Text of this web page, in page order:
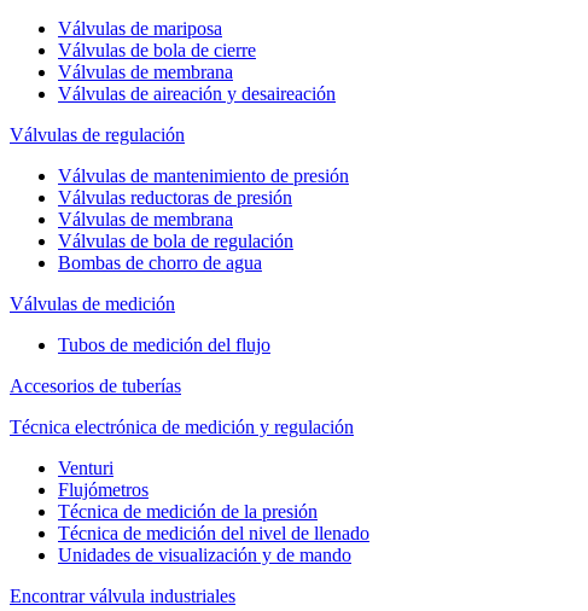
Válvulas de mariposa
Válvulas de bola de cierre
Válvulas de membrana
Válvulas de aireación y desaireación
Válvulas de regulación
Válvulas de mantenimiento de presión
Válvulas reductoras de presión
Válvulas de membrana
Válvulas de bola de regulación
Bombas de chorro de agua
Válvulas de medición
Tubos de medición del flujo
Accesorios de tuberías
Técnica electrónica de medición y regulación
Venturi
Flujómetros
Técnica de medición de la presión
Técnica de medición del nivel de llenado
Unidades de visualización y de mando
Encontrar válvula industriales